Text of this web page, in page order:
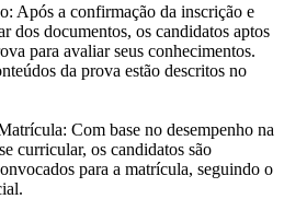
Após a confirmação da inscrição e
dos documentos, os candidatos aptos
para avaliar seus conhecimentos.
da prova estão descritos no
Com base no desempenho na
curricular, os candidatos são
para a matrícula, seguindo o